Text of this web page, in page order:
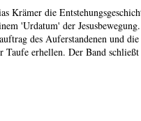
die
'Urdatum' der
des Auferstandenen und
erhellen. Der Band